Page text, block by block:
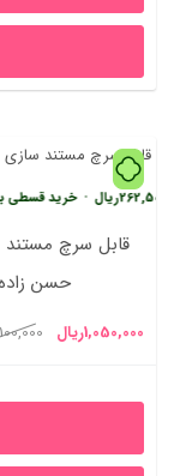
ریال • خرید قسطی با ترب‌پی
حسن
قیمت
2,100,000ریال
1,050,000ریال
1,050,000ریال